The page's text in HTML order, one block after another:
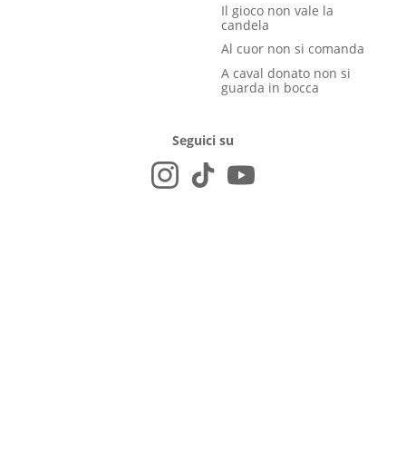
Il gioco non vale la
candela
Al cuor non si comanda
A caval donato non si
guarda in bocca
Seguici su